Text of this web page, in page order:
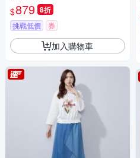
$879 8折
挑戰低價 券
加入購物車